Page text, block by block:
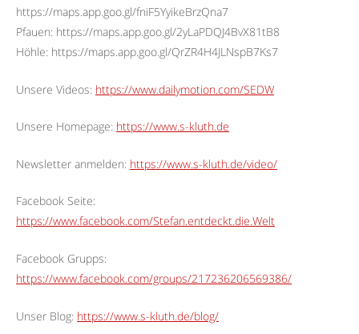
https://maps.app.goo.gl/fniF5YyikeBrzQna7
Pfauen: https://maps.app.goo.gl/2yLaPDQJ4BvX81tB8
Höhle: https://maps.app.goo.gl/QrZR4H4JLNspB7Ks7
Unsere Videos: https://www.dailymotion.com/SEDW
Unsere Homepage: https://www.s-kluth.de
Newsletter anmelden: https://www.s-kluth.de/video/
Facebook Seite:
https://www.facebook.com/Stefan.entdeckt.die.Welt
Facebook Grupps:
https://www.facebook.com/groups/217236206569386/
Unser Blog: https://www.s-kluth.de/blog/